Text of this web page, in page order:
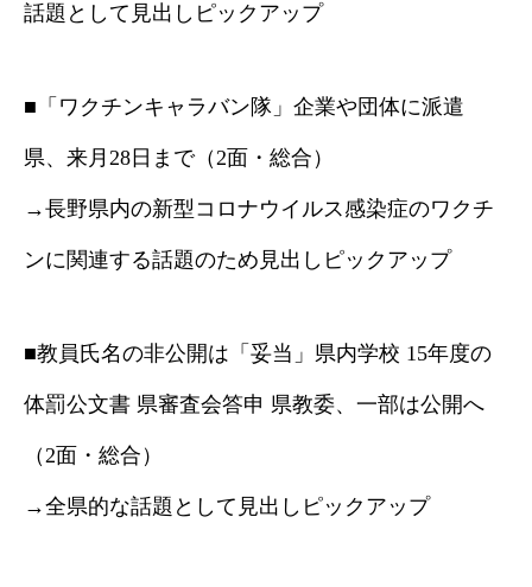
話題として見出しピックアップ
■「ワクチンキャラバン隊」企業や団体に派遣
県、来月28日まで（2面・総合）
→長野県内の新型コロナウイルス感染症のワクチ
ンに関連する話題のため見出しピックアップ
■教員氏名の非公開は「妥当」県内学校 15年度の
体罰公文書 県審査会答申 県教委、一部は公開へ
（2面・総合）
→全県的な話題として見出しピックアップ